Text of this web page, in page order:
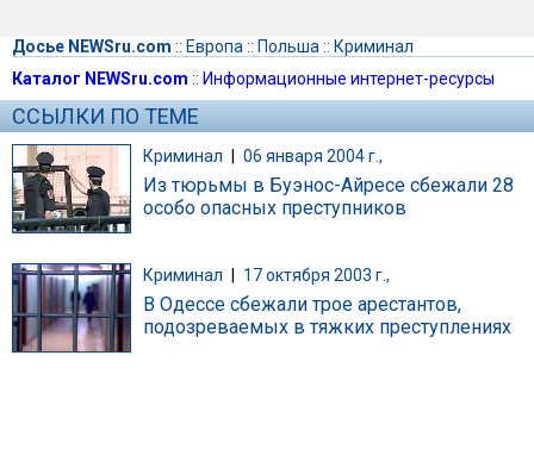
Досье NEWSru.com :: Европа :: Польша :: Криминал
Каталог NEWSru.com :: Информационные интернет-ресурсы
ССЫЛКИ ПО ТЕМЕ
Криминал | 06 января 2004 г.,
Из тюрьмы в Буэнос-Айресе сбежали 28
особо опасных преступников
Криминал 17 октября 2003 г.,
В Одессе сбежали трое арестантов,
подозреваемых в тяжких преступлениях